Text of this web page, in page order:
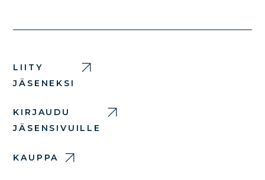
LIITY
JÄSENEKSI
KIRJAUDU
JÄSENSIVUILLE
KAUPPA